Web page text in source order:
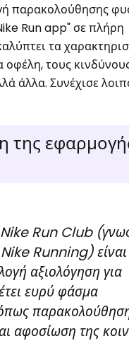
παρακολούθησης
Run app" σε πλήρη
τα
οφέλη, τους
άλλα. Συνέχισε
της
Run Club
Running) είναι
αξιολόγηση για
ευρύ φάσμα
αφοσίωση της